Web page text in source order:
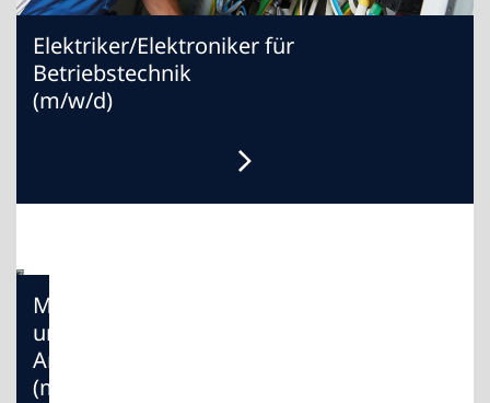
Elektriker/Elektroniker für
Betriebstechnik
(m/w/d)
Maschinen-
und
Anlagenführer
(m/w/d)